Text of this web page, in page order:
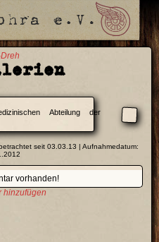
Abteilung der
seit 03.03.13 | Aufnahmedatum:
vorhanden!
hinzufügen